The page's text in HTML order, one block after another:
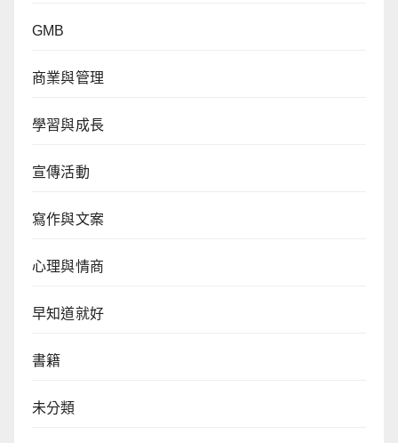
GMB
商業與管理
學習與成長
宣傳活動
寫作與文案
心理與情商
早知道就好
書籍
未分類